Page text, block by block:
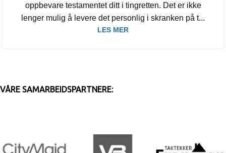
oppbevare testamentet ditt i tingretten. Det er ikke
lenger mulig å levere det personlig i skranken på t...
LES MER
VÅRE SAMARBEIDSPARTNERE: